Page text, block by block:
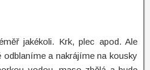
jakékoli. Krk, plec apod. Ale
odblaníme a nakrájíme na kousky